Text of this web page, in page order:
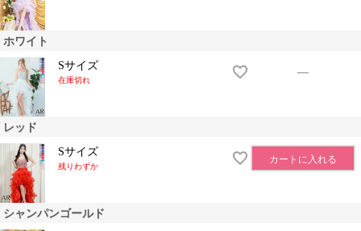
ホワイト
Sサイズ
在庫切れ
—
レッド
Sサイズ
残りわずか
カートに入れる
シャンパンゴールド